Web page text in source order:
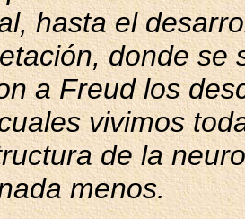
hasta el
donde se
a Freud los
vivimos
de la
menos.